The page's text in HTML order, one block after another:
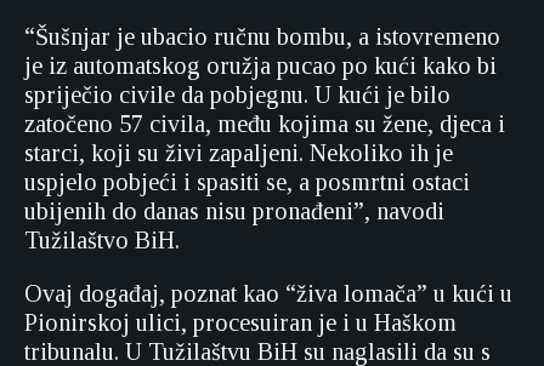
“Šušnjar je ubacio ručnu bombu, a istovremeno
je iz automatskog oružja pucao po kući kako bi
spriječio civile da pobjegnu. U kući je bilo
zatočeno 57 civila, među kojima su žene, djeca i
starci, koji su živi zapaljeni. Nekoliko ih je
uspjelo pobjeći i spasiti se, a posmrtni ostaci
ubijenih do danas nisu pronađeni”, navodi
Tužilaštvo BiH.
Ovaj događaj, poznat kao “živa lomača” u kući u
Pionirskoj ulici, procesuiran je i u Haškom
tribunalu. U Tužilaštvu BiH su naglasili da su s